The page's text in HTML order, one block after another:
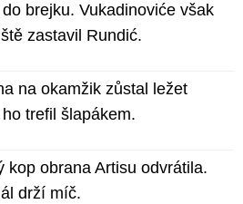
brejku. Vukadinoviće však
zastavil Rundić.
na okamžik zůstal ležet
trefil šlapákem.
kop obrana Artisu odvrátila.
drží míč.